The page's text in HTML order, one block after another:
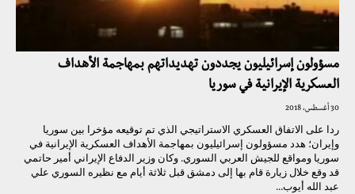
مسؤولون إسرائيليون يجددون تهديداتهم بمهاجمة الأهداف
العسكرية الإيرانية في سوريا
30 أغسطس، 2018
ردا على الاتفاق العسكري الاستراتيجي الذي تم توقيعه مؤخرا بين سوريا
وإيران؛ هدد مسؤولون إسرائيليون بمهاجمة الأهداف العسكرية الإيرانية في
سوريا ومواقع للجيش العربي السوري. وكان وزير الدفاع الإيراني أمير حاتمي
قد وقع خلال زيارة قام بها إلى دمشق قبل ثلاثة أيام مع نظيره السوري علي
عبد الله أيوب...